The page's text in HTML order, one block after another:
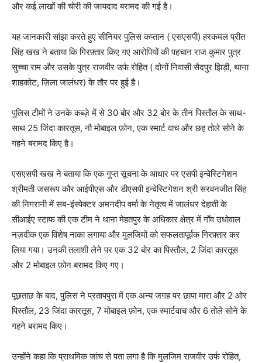
और कई लाखों की चोरी की जायदाद बरामद की गई है।
यह जानकारी सांझा करते हुए सीनियर पुलिस कप्तान ( एसएसपी) हरकमल प्रीत
सिंह खख ने बताया कि गिरफ़्तार किए गए आरोपियों की पहचान राज कुमार पुत्र
सुच्चा राम और उसके पुत्र राजवीर उर्फ रोहित ( दोनों निवासी सैदपुर झिड़ी, थाना
शाहकोट, ज़िला जालंधर) के तौर पर हुई है।
पुलिस टीमों ने उनके कब्ज़े में से 30 बोर और 32 बोर के तीन पिस्तौल के साथ-
साथ 25 जिंदा कारतूस, नौ मोबाइल फ़ोन, एक स्मार्ट वाच और छह तोले सोने के
गहने बरामद किए है।
एसएसपी खख ने बताया कि एक गुप्त सूचना के आधार पर एसपी इन्वेस्टिगेशन
श्रीमती जसरूप कौर आईपीएस और डीएसपी इन्वेस्टिगेशन श्री सरवनजीत सिंह
की निगरानी में सब-इंस्पेक्टर अमनदीप वर्मा के नेतृत्व में जालंधर देहाती के
सीआईए स्टाफ की एक टीम ने थाना मेहतपुर के अधिकार क्षेत्र में गाँव उधोवाल
नज़दीक एक विशेष नाका लगाया और मुलजिमों को सफलतापूर्वक गिरफ़्तार कर
लिया गया। उनकी तलाशी लेने पर एक 32 बोर का पिस्तौल, 2 जिंदा कारतूस
और 2 मोबाइल फ़ोन बरामद किए गए।
पूछताछ के बाद, पुलिस ने प्रतापपुरा में एक अन्य जगह पर छापा मारा और 2 ओर
पिस्तौल, 23 जिंदा कारतूस, 7 मोबाइल फ़ोन, एक स्मार्टवाच और 6 तोले सोने के
गहने बरामद किए।
उन्होंने कहा कि प्राथमिक जांच से पता लगा है कि मुलजिम राजवीर उर्फ रोहित,